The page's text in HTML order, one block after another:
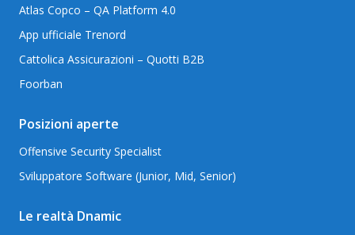
Atlas Copco – QA Platform 4.0
App ufficiale Trenord
Cattolica Assicurazioni – Quotti B2B
Foorban
Posizioni aperte
Offensive Security Specialist
Sviluppatore Software (Junior, Mid, Senior)
Le realtà Dnamic